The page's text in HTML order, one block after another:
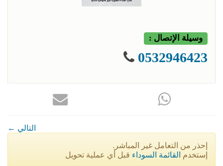
وسيلة الإتصال :
0532946423
← التالي
إحذر من التعامل غير المباشر.
إستخدم القائمة السوداء قبل أي عملية تحويل